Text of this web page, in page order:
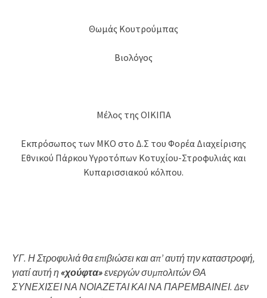
Θωμάς Κουτρούμπας
Βιολόγος
Μέλος της ΟΙΚΙΠΑ
Εκπρόσωπος των ΜΚΟ στο Δ.Σ του Φορέα Διαχείρισης
Εθνικού Πάρκου Υγροτόπων Κοτυχίου-Στροφυλιάς και
Κυπαρισσιακού κόλπου.
ΥΓ. Η Στροφυλιά θα επιβιώσει και απ’ αυτή την καταστροφή,
γιατί αυτή η«χούφτα»ενεργών συμπολιτών ΘΑ
ΣΥΝΕΧΙΣΕΙ ΝΑ ΝΟΙΑΖΕΤΑΙ ΚΑΙ ΝΑ ΠΑΡΕΜΒΑΙΝΕΙ. Δεν